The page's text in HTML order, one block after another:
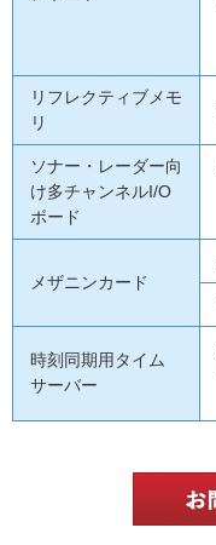
リフレクティブメモ
リ
ソナー・レーダー向
け多チャンネルI/O
ボード
メザニンカード
時刻同期用タイム
サーバー